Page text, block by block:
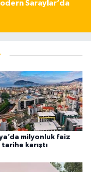
Saraylar’da
milyonluk faiz
karıştı